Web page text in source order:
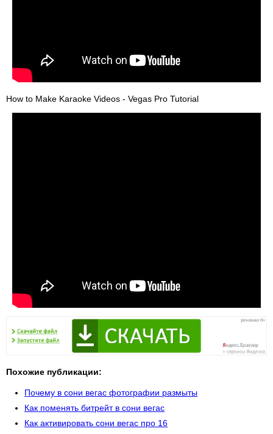
How to Make Karaoke Videos - Vegas Pro Tutorial
Похожие публикации:
Почему в сони вегас фотографии размыты
Как поменять битрейт в сони вегас
Как активировать сони вегас про 16